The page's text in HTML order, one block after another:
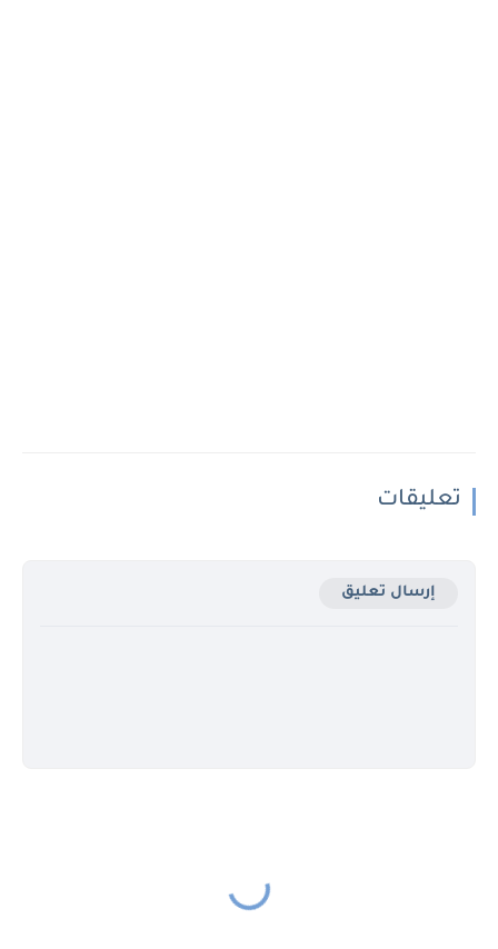
تعليقات
إرسال تعليق